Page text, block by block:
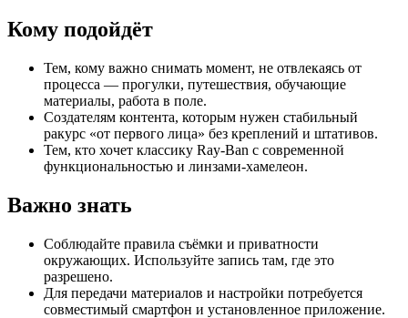
Кому подойдёт
Тем, кому важно снимать момент, не отвлекаясь от
процесса — прогулки, путешествия, обучающие
материалы, работа в поле.
Создателям контента, которым нужен стабильный
ракурс «от первого лица» без креплений и штативов.
Тем, кто хочет классику Ray‑Ban с современной
функциональностью и линзами‑хамелеон.
Важно знать
Соблюдайте правила съёмки и приватности
окружающих. Используйте запись там, где это
разрешено.
Для передачи материалов и настройки потребуется
совместимый смартфон и установленное приложение.